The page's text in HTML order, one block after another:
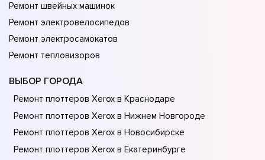
Ремонт швейных машинок
Ремонт электровелосипедов
Ремонт электросамокатов
Ремонт тепловизоров
ВЫБОР ГОРОДА
Ремонт плоттеров Xerox в Краснодаре
Ремонт плоттеров Xerox в Нижнем Новгороде
Ремонт плоттеров Xerox в Новосибирске
Ремонт плоттеров Xerox в Екатеринбурге